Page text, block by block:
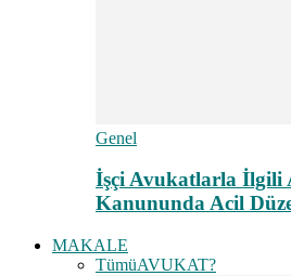
Genel
İşçi Avukatlarla İlgili
Kanununda Acil
MAKALE
TümüAVUKAT?